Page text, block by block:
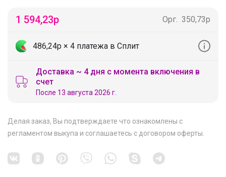
1 594,23р Орг. 350,73р
486,24р × 4 платежа в Сплит
Доставка ~ 4 дня с момента включения в
счет
После 13 августа 2026 г.
Делая заказ, Вы подтверждаете что ознакомлены с
регламентом выкупа и соглашаетесь с договором оферты